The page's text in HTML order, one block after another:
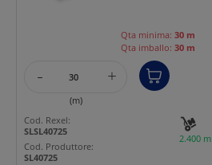
Qta minima: 30 m
Qta imballo: 30 m
- +
(m)
2.400 m
Cod. Rexel:
SLSL40725
Cod. Produttore:
SL40725